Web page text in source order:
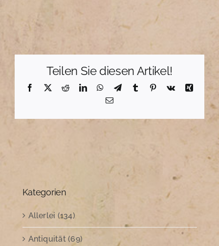
Teilen Sie diesen Artikel!
Facebook
X RedditLinkedInWhatsApp
TelegramTumblr Pinterest
Vk
Xing
E-
Kategorien
Allerlei (134)
Antiquität (69)